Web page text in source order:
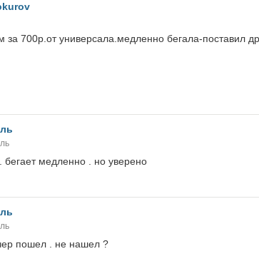
за 700р.от универсала.медленно бегала-поставил
бегает медленно . но уверено
пошел . не нашел ?